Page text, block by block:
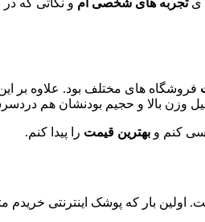
فروشگاه های مختلف بود. علاوه بر
وزن بالا و حجیم بودنشان هم
کنم و بهترین قیمت را پیدا کنم.
اولین بار که پوشک اینترنتی خریدم